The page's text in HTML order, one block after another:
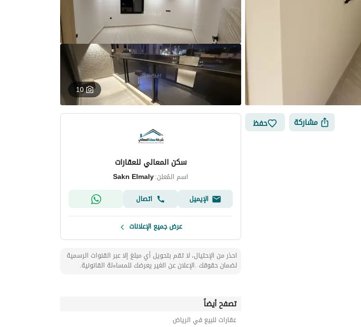
10
مشاركة حفظ
سكن المعالي للعقارات
اسم المُعلن:Sakn Elmaly
الإيميل
اتصال
عرض جميع الإعلانات
احذر من الإحتيال، لا تقم بتحويل أي مبلغ إلا عبر القنوات الرسمية
لضمان حقوقك .الإعلان عن الغير يعرضك للمساءلة القانونية.
تصفح أيضاً
عقارات للبيع في الرياض